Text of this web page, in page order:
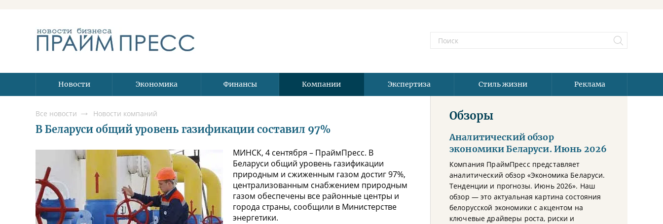
Новости Экономика Финансы Компании Экспертиза Стиль жизни Реклама
Все новости Новости компаний
В Беларуси общий уровень газификации составил 97%
МИНСК, 4 сентября – ПраймПресс. В
Беларуси общий уровень газификации
природным и сжиженным газом достиг 97%,
централизованным снабжением природным
газом обеспечены все районные центры и
города страны, сообщили в Министерстве
энергетики.
Обзоры
Аналитический обзор
экономики Беларуси. Июнь 2026
Компания ПраймПресс представляет
аналитический обзор «Экономика Беларуси.
Тенденции и прогнозы. Июнь 2026». Наш
обзор — это актуальная картина состояния
белорусской экономики с акцентом на
ключевые драйверы роста, риски и